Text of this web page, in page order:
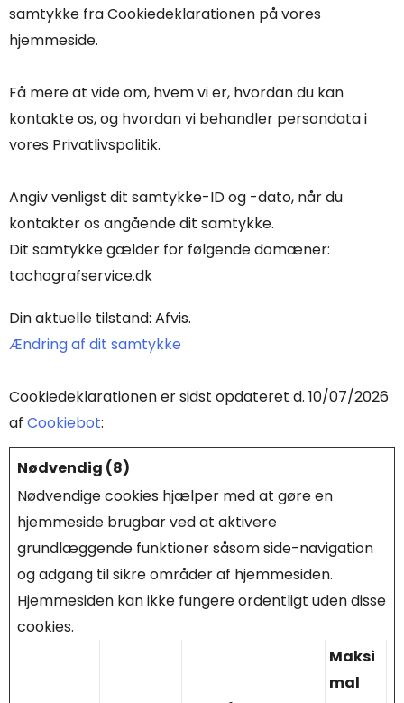
samtykke fra Cookiedeklarationen på vores
hjemmeside.
Få mere at vide om, hvem vi er, hvordan du kan
kontakte os, og hvordan vi behandler persondata i
vores Privatlivspolitik.
Angiv venligst dit samtykke-ID og -dato, når du
kontakter os angående dit samtykke.
Dit samtykke gælder for følgende domæner:
tachografservice.dk
Din aktuelle tilstand: Afvis.
Ændring af dit samtykke
Cookiedeklarationen er sidst opdateret d. 10/07/2026
af Cookiebot:
Nødvendig (8)
Nødvendige cookies hjælper med at gøre en
hjemmeside brugbar ved at aktivere
grundlæggende funktioner såsom side-navigation
og adgang til sikre områder af hjemmesiden.
Hjemmesiden kan ikke fungere ordentligt uden disse
cookies.
Maksi
mal